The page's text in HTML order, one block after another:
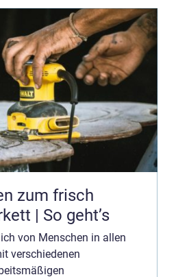
zum frisch
| So geht’s
von Menschen in allen
verschiedenen